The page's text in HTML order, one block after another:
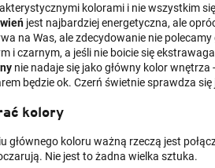
kolorami i nie wszystkim
jest najbardziej energetyczna, ale
na Was, ale zdecydowanie nie
i czarnym, a jeśli nie boicie się
nie nadaje się jako główny kolor
będzie ok. Czerń świetnie sprawdza
kolory
głównego koloru ważną rzeczą jest
Nie jest to żadna wielka sztuka.